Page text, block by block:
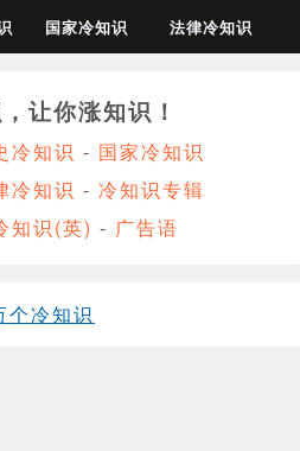
国家冷知识 法律冷知识
让你涨知识！
冷知识 - 国家冷知识
冷知识 - 冷知识专辑
知识(英) - 广告语
个冷知识